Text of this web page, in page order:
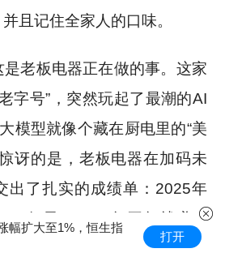
且记住全家人的口味。
老板电器正在做的事。这家
字号”，突然玩起了最潮的AI
模型就像个藏在厨电里的“美
讶的是，老板电器在加码未
出了扎实的成绩单：2025年
亿元，2026年开年就赚了
幅扩大至1%，恒生指
打开